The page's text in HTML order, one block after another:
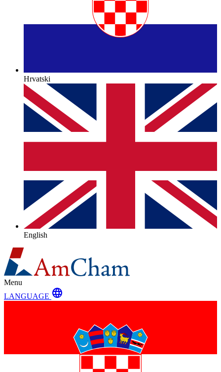
Hrvatski
English
Menu
LANGUAGE language